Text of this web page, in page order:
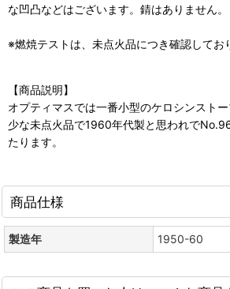
な凹凸などはございます。錆はありません。
※燃焼テストは、未点火品につき確認してお
【商品説明】
オプティマスでは一番小型のケロシンスト
少な未点火品で1960年代製と思われで
たります。
商品仕様
製造年 1950-60